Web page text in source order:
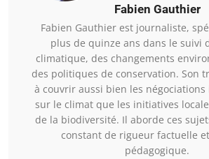
Fabien Gauthier
Fabien Gauthier est journaliste,
plus de quinze ans dans le suivi
climatique, des changements
des politiques de conservation. Son
à couvrir aussi bien les
sur le climat que les initiatives
de la biodiversité. Il aborde ces
constant de rigueur factuelle
pédagogique.